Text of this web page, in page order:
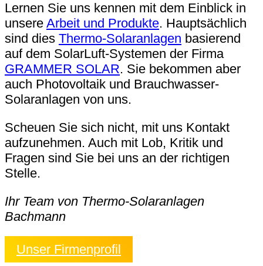
Lernen Sie uns kennen mit dem Einblick in
unsere Arbeit und Produkte. Hauptsächlich
sind dies Thermo-Solaranlagen basierend
auf dem SolarLuft-Systemen der Firma
GRAMMER SOLAR. Sie bekommen aber
auch Photovoltaik und Brauchwasser-
Solaranlagen von uns.
Scheuen Sie sich nicht, mit uns Kontakt
aufzunehmen. Auch mit Lob, Kritik und
Fragen sind Sie bei uns an der richtigen
Stelle.
Ihr Team von Thermo-Solaranlagen
Bachmann
Unser Firmenprofil